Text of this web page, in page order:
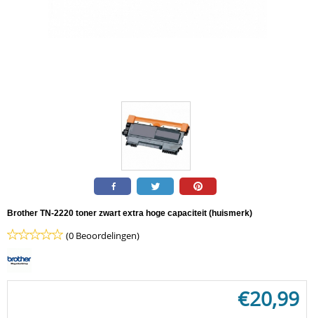
Brother TN-2220 toner zwart extra hoge capaciteit (huismerk)
(0 Beoordelingen)
€20,99